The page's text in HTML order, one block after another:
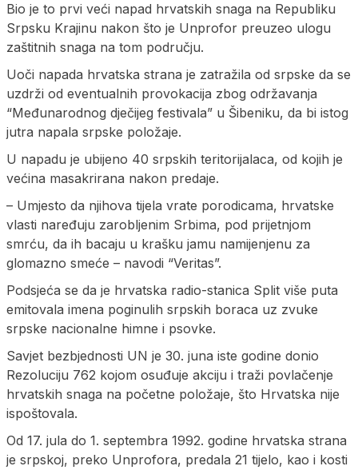
Bio je to prvi veći napad hrvatskih snaga na Republiku
Srpsku Krajinu nakon što je Unprofor preuzeo ulogu
zaštitnih snaga na tom području.
Uoči napada hrvatska strana je zatražila od srpske da se
uzdrži od eventualnih provokacija zbog održavanja
“Međunarodnog dječijeg festivala” u Šibeniku, da bi istog
jutra napala srpske položaje.
U napadu je ubijeno 40 srpskih teritorijalaca, od kojih je
većina masakrirana nakon predaje.
– Umjesto da njihova tijela vrate porodicama, hrvatske
vlasti naređuju zarobljenim Srbima, pod prijetnjom
smrću, da ih bacaju u krašku jamu namijenjenu za
glomazno smeće – navodi “Veritas”.
Podsjeća se da je hrvatska radio-stanica Split više puta
emitovala imena poginulih srpskih boraca uz zvuke
srpske nacionalne himne i psovke.
Savjet bezbjednosti UN je 30. juna iste godine donio
Rezoluciju 762 kojom osuđuje akciju i traži povlačenje
hrvatskih snaga na početne položaje, što Hrvatska nije
ispoštovala.
Od 17. jula do 1. septembra 1992. godine hrvatska strana
je srpskoj, preko Unprofora, predala 21 tijelo, kao i kosti